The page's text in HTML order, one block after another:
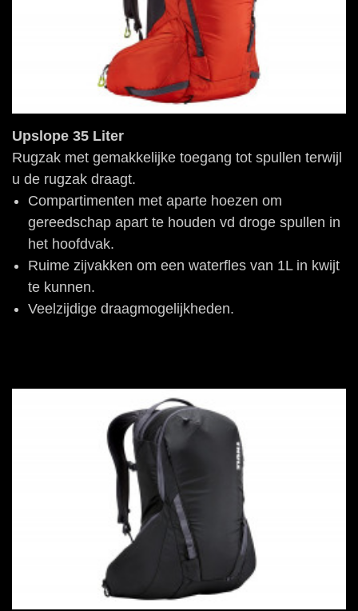
Upslope 35 Liter
Rugzak met gemakkelijke toegang tot spullen terwijl
u de rugzak draagt.
Compartimenten met aparte hoezen om
gereedschap apart te houden vd droge spullen in
het hoofdvak.
Ruime zijvakken om een waterfles van 1L in kwijt
te kunnen.
Veelzijdige draagmogelijkheden.